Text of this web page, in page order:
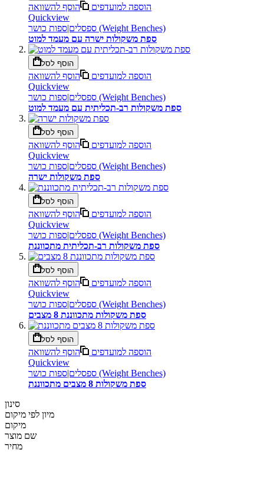
הוספה למועדפים
הוסף להשוואה
Quickview
ספסלים|ספות כושר (Weight Benches)
ספת משקולות ישרה עם מעמד למוט
הוסף לסל
הוספה למועדפים
הוסף להשוואה
Quickview
ספסלים|ספות כושר (Weight Benches)
ספת משקולות רב-תכליתית עם מעמד למוט
הוסף לסל
הוספה למועדפים
הוסף להשוואה
Quickview
ספסלים|ספות כושר (Weight Benches)
ספת משקולות ישרה
הוסף לסל
הוספה למועדפים
הוסף להשוואה
Quickview
ספסלים|ספות כושר (Weight Benches)
ספת משקולות רב-תכליתית מתכווננת
הוסף לסל
הוספה למועדפים
הוסף להשוואה
Quickview
ספסלים|ספות כושר (Weight Benches)
ספת משקולות מתכווננת 8 מצבים
הוסף לסל
הוספה למועדפים
הוסף להשוואה
Quickview
ספסלים|ספות כושר (Weight Benches)
ספת משקולות 8 מצבים מתכווננת
סינון
מיון לפי מיקום
מיקום
שם מוצר
מחיר